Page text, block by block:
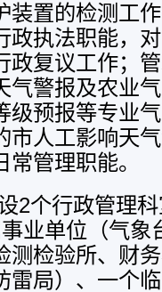
装置的检测工
政执法职能，
政复议工作；
气警报及农业
级预报等专业
市人工影响天
管理职能。
2个行政管理
业单位（气象
测检验所、财
雷局）、一个